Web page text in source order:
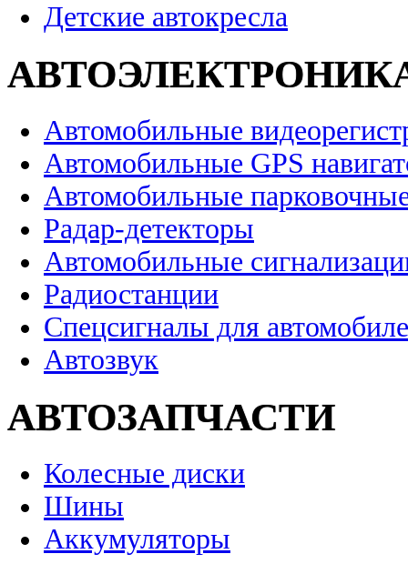
Детские автокресла
Автомобильные
Автомобильные GPS
Автомобильные
Радар-детекторы
Автомобильные
Радиостанции
Спецсигналы для
Автозвук
АВТОЗАПЧАСТИ
Колесные диски
Шины
Аккумуляторы